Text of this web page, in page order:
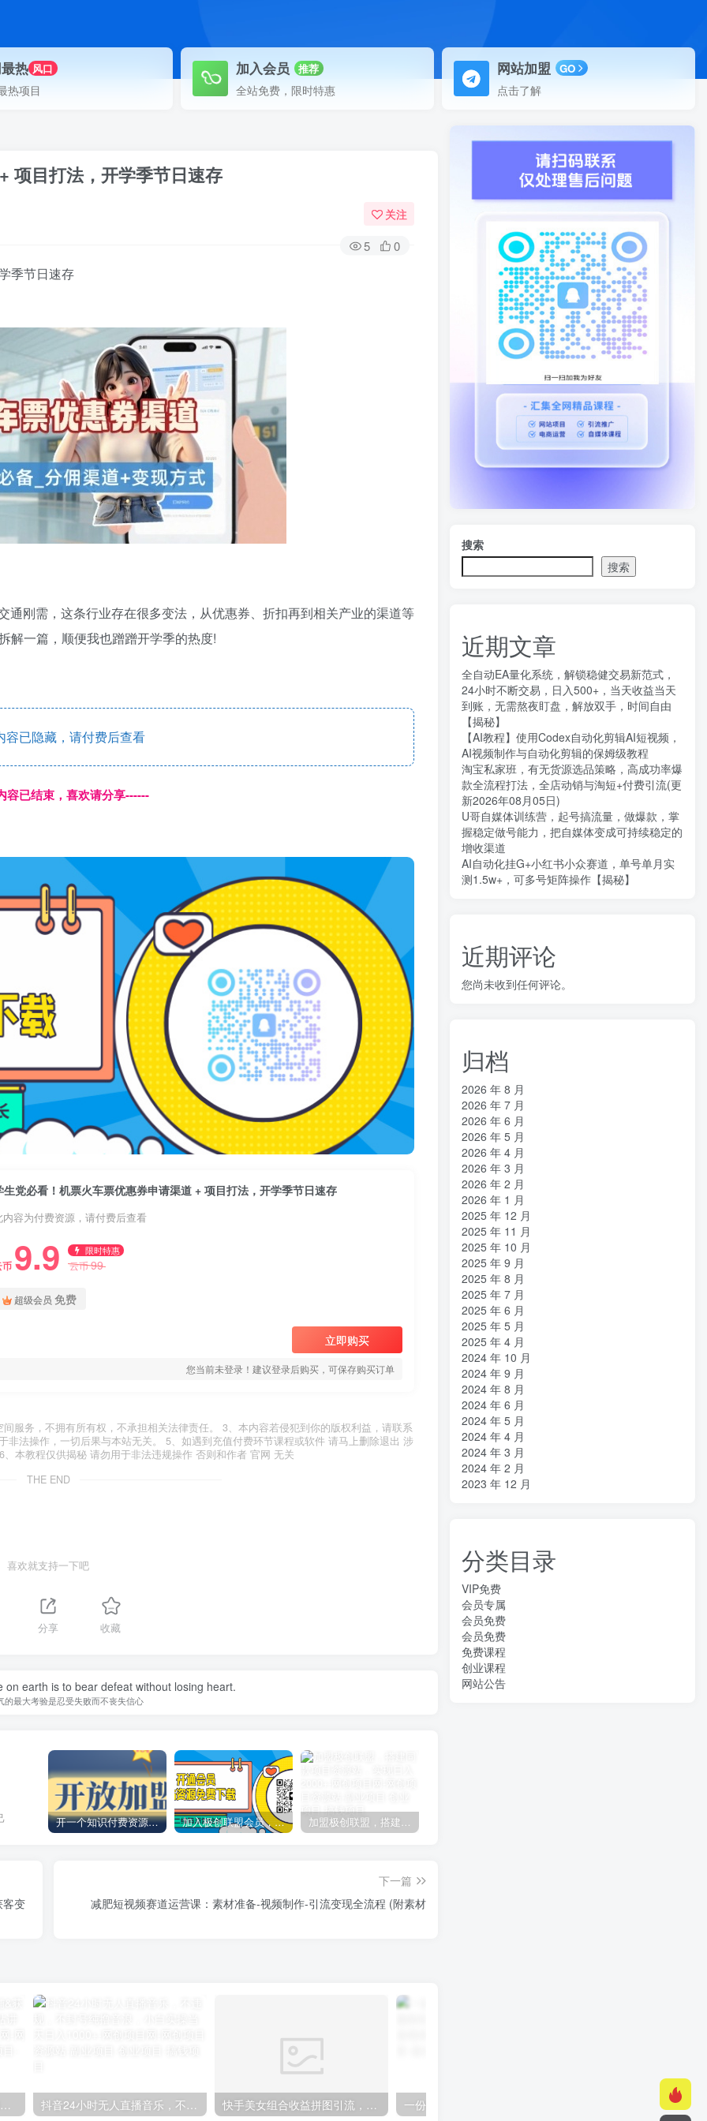
热 风口
热项目
加入会员 推荐
全站免费，限时特惠
网站加盟 GO
点击了解
项目打法，开学季节日速存
关注
5 0
季节日速存
刚需，这条行业存在很多变法，从优惠券、折扣再到相关产业的渠道等
解一篇，顺便我也蹭蹭开学季的热度!
已隐藏，请付费后查看
容已结束，喜欢请分享------
生党必看！机票火车票优惠券申请渠道 + 项目打法，开学季节日速存
内容为付费资源，请付费后查看
币 9.9 限时特惠
云币99
超级会员 免费
立即购买
您当前未登录！建议登录后购买，可保存购买订单
服务，不拥有所有权，不承担相关法律责任。 3、本内容若侵犯到你的版权利益，请联系
法操作，一切后果与本站无关。 5、如遇到充值付费环节课程或软件 请马上删除退出 涉
本教程仅供揭秘 请勿用于非法违规操作 否则和作者 官网 无关
THE END
喜欢就支持一下吧
分享 收藏
earth is to bear defeat without losing heart.
的最大考验是忍受失败而不丧失信心
开一个知识付费资源网站，小白也能日入1000+ 加入极创联盟会员，全站资源免费学习。 加盟极创联盟，搭建同款项目资源站，实现日入2000+
客变
下一篇
减肥短视频赛道运营课：素材准备-视频制作-引流变现全流程 (附素材
【阿里国际站】打造Top店铺&获得优质询盘客户，​95%的国际站讲师不会说的运营技巧 快手美女组合收益拼图引流，创业粉玩法，单日引流50+
搜索
搜索
近期文章
全自动EA量化系统，解锁稳健交易新范式，
24小时不断交易，日入500+，当天收益当天
到账，无需熬夜盯盘，解放双手，时间自由
【揭秘】
【AI教程】使用Codex自动化剪辑AI短视频，
AI视频制作与自动化剪辑的保姆级教程
淘宝私家班，有无货源选品策略，高成功率爆
款全流程打法，全店动销与淘短+付费引流(更
新2026年08月05日)
U哥自媒体训练营，起号搞流量，做爆款，掌
握稳定做号能力，把自媒体变成可持续稳定的
增收渠道
AI自动化挂G+小红书小众赛道，单号单月实
测1.5w+，可多号矩阵操作【揭秘】
近期评论
您尚未收到任何评论。
归档
2026 年 8 月
2026 年 7 月
2026 年 6 月
2026 年 5 月
2026 年 4 月
2026 年 3 月
2026 年 2 月
2026 年 1 月
2025 年 12 月
2025 年 11 月
2025 年 10 月
2025 年 9 月
2025 年 8 月
2025 年 7 月
2025 年 6 月
2025 年 5 月
2025 年 4 月
2024 年 10 月
2024 年 9 月
2024 年 8 月
2024 年 6 月
2024 年 5 月
2024 年 4 月
2024 年 3 月
2024 年 2 月
2023 年 12 月
分类目录
VIP免费
会员专属
会员免费
会员免费
免费课程
创业课程
网站公告